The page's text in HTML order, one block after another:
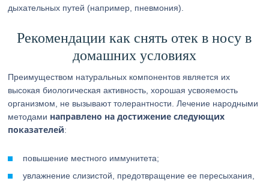
дыхательных путей (например, пневмония).
Рекомендации как снять отек в носу в
домашних условиях
Преимуществом натуральных компонентов является их
высокая биологическая активность, хорошая усвояемость
организмом, не вызывают толерантности. Лечение народными
методами направлено на достижение следующих
показателей:
повышение местного иммунитета;
увлажнение слизистой, предотвращение ее пересыхания,